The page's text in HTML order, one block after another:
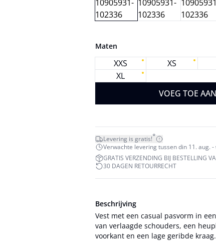
Maten
XXS XS
XL
VOEG TOE
Levering is gratis!*
Verwachte levering tussen din 11. aug. -
GRATIS VERZENDING BIJ BESTELLING
30 DAGEN RETOURRECHT
Beschrijving
Vest met een casual pasvorm in
van verlaagde schouders, een
voorkant en een lage geribde